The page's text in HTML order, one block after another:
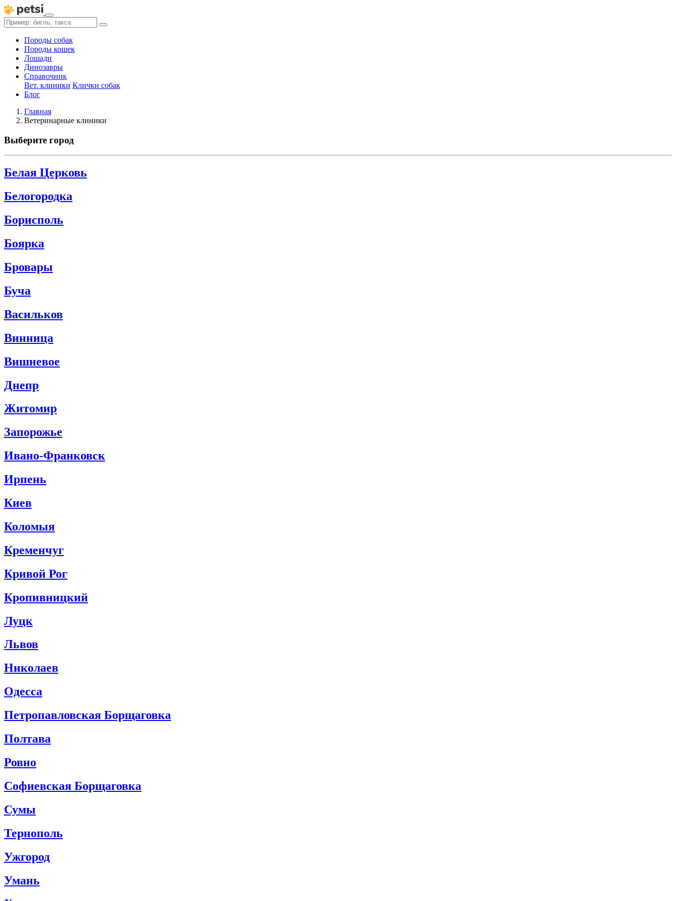
Породы собак
Породы кошек
Лошади
Динозавры
Справочник
Вет. клиники Клички собак
Блог
Главная
Ветеринарные клиники
Выберите город
Белая Церковь
Белогородка
Борисполь
Боярка
Бровары
Буча
Васильков
Винница
Вишневое
Днепр
Житомир
Запорожье
Ивано-Франковск
Ирпень
Киев
Коломыя
Кременчуг
Кривой Рог
Кропивницкий
Луцк
Львов
Николаев
Одесса
Петропавловская Борщаговка
Полтава
Ровно
Софиевская Борщаговка
Сумы
Тернополь
Ужгород
Умань